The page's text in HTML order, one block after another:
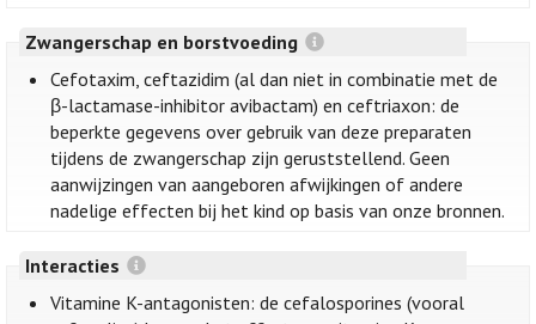
Zwangerschap en borstvoeding
Cefotaxim, ceftazidim (al dan niet in combinatie met de
β-lactamase-inhibitor avibactam) en ceftriaxon: de
beperkte gegevens over gebruik van deze preparaten
tijdens de zwangerschap zijn geruststellend. Geen
aanwijzingen van aangeboren afwijkingen of andere
nadelige effecten bij het kind op basis van onze bronnen.
Interacties
Vitamine K-antagonisten: de cefalosporines (vooral